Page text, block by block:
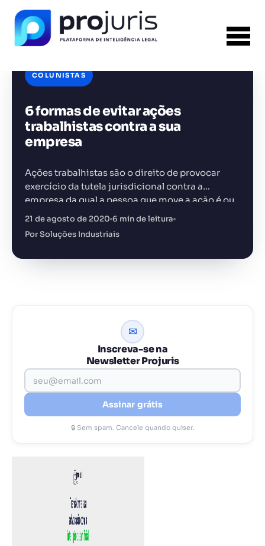
COLUNISTAS
6 formas de evitar ações
trabalhistas contra a sua
empresa
Ações trabalhistas são o direito de provocar
exercício da tutela jurisdicional contra a
empresa da qual a pessoa que move a ação é ou
foi funcionário
21 de agosto de 2020 6 min de leitura
Por Soluções Industriais
✉
Inscreva-se na
Newsletter Projuris
Assinar grátis
🔒 Sem spam. Cancele quando quiser.
PROJURIS AI — GRATUITO
Ferramentas jurídicas com
Petições, análise de contratos, assistente jurídico e muito
FERRAMENTA RECOMENDADA PARA ESTE
CONTEÚDO
Sumarizador de Contratos
Sem spam. Cancele quando quiser.
+14.000 juristas